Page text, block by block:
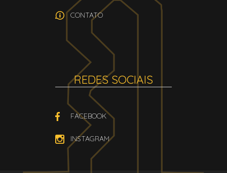
CONTATO
REDES SOCIAIS
FACEBOOK
INSTAGRAM